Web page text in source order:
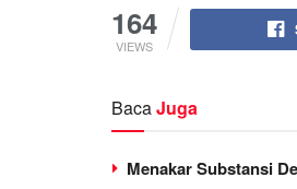
164
VIEWS
BacaJuga
Menakar Substansi